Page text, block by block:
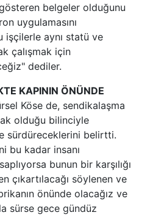
gösteren belgeler olduğunu
uygulamasını
aynı statü ve
çalışmak için
dediler.
KAPININ ÖNÜNDE
Köse de, sendikalaşma
olduğu bilinciyle
sürdüreceklerini belirtti.
bu kadar insanı
bunun bir karşılığı
çıkartılacağı söylenen ve
önünde olacağız ve
sürse gece gündüz